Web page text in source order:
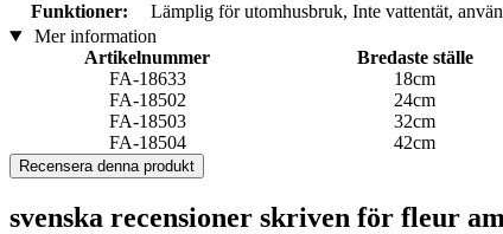
Funktioner:
Lämplig för utomhusbruk, Inte vattentät,
Mer information
Artikelnummer
Bredaste ställe
FA-18633
18cm
FA-18502
24cm
FA-18503
32cm
FA-18504
42cm
Recensera denna produkt
svenska recensioner skriven för fleur